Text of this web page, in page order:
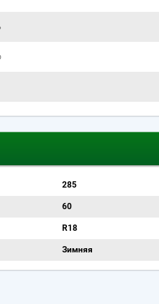
285
60
R18
Зимняя